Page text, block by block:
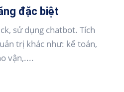
đặc biệt
sử dụng chatbot. Tích
trị khác như: kế toán,
vận,....